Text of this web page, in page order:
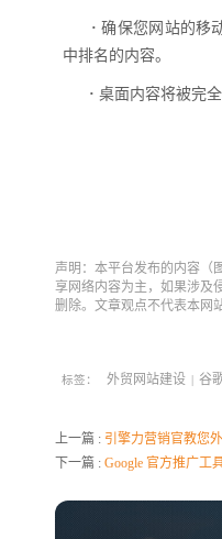
·确保您网站的移
中排名的内容。
· 桌面内容将被完全
声明：本平台发布的内容（
享网络内容为主，如果涉及
删除。文章观点不代表本网
标签： 外贸网站建设 谷
上一篇 : 引擎力营销官教您
下一篇 : Google 官方推广工